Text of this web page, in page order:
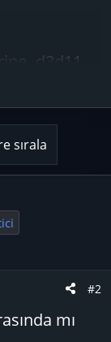
-d3d11 -
sırala
#2
mı